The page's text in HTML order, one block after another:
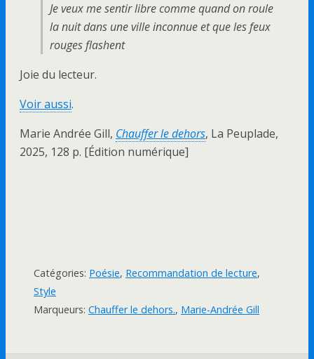
Je veux me sentir libre comme quand on roule
la nuit dans une ville inconnue et que les feux
rouges flashent
Joie du lecteur.
Voir aussi.
Marie Andrée Gill, Chauffer le dehors, La Peuplade,
2025, 128 p. [Édition numérique]
Catégories: Poésie, Recommandation de lecture,
Style
Marqueurs: Chauffer le dehors., Marie-Andrée Gill